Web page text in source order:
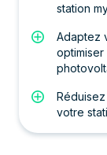
station
Adaptez
optimiser
votre